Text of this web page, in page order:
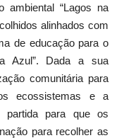
ambiental “Lagos na
alinhados com
de educação para o
Azul”. Dada a sua
comunitária para
ecossistemas e a
para que os
para recolher as